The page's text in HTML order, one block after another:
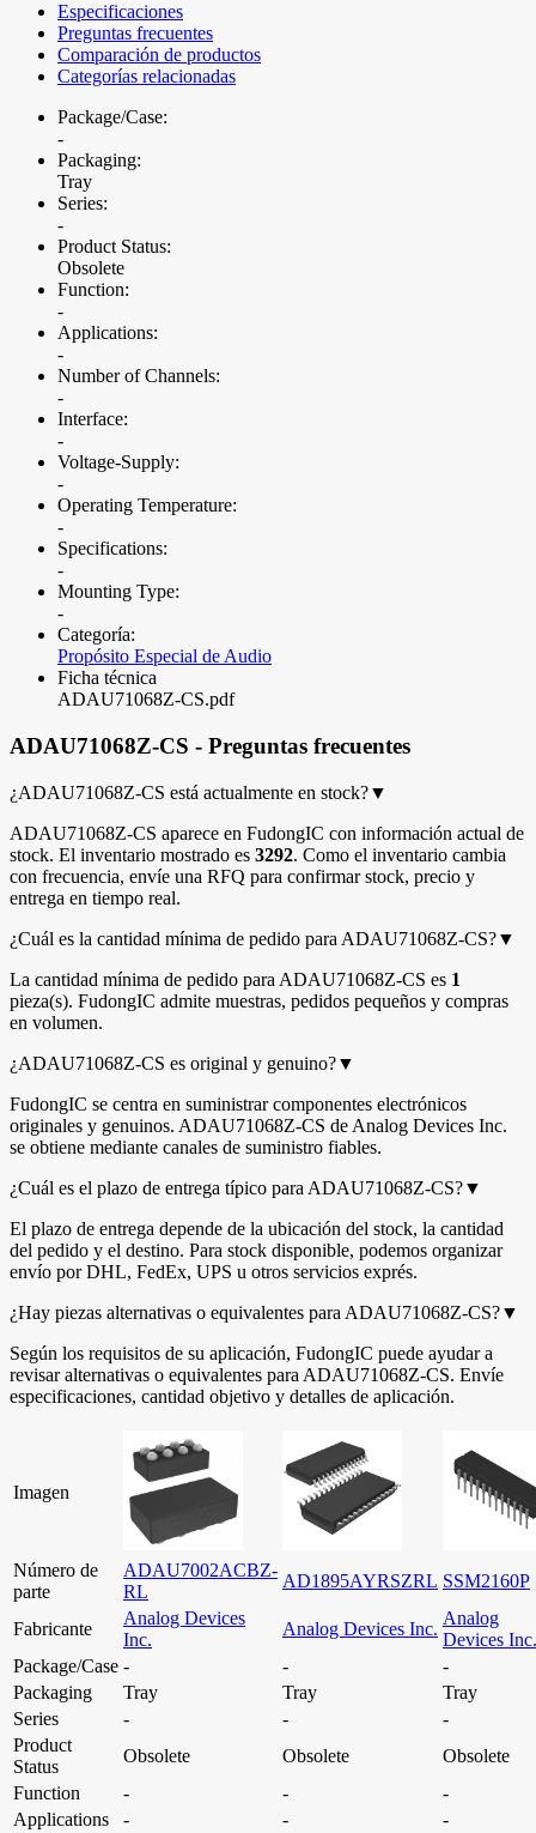
Especificaciones
Preguntas frecuentes
Comparación de productos
Categorías relacionadas
Package/Case:
-
Packaging:
Tray
Series:
-
Product Status:
Obsolete
Function:
-
Applications:
-
Number of Channels:
-
Interface:
-
Voltage-Supply:
-
Operating Temperature:
-
Specifications:
-
Mounting Type:
-
Categoría:
Propósito Especial de Audio
Ficha técnica
ADAU71068Z-CS.pdf
ADAU71068Z-CS - Preguntas frecuentes
¿ADAU71068Z-CS está actualmente en stock?▼
ADAU71068Z-CS aparece en FudongIC con información actual de
stock. El inventario mostrado es 3292. Como el inventario cambia
con frecuencia, envíe una RFQ para confirmar stock, precio y
entrega en tiempo real.
¿Cuál es la cantidad mínima de pedido para ADAU71068Z-CS?▼
La cantidad mínima de pedido para ADAU71068Z-CS es 1
pieza(s). FudongIC admite muestras, pedidos pequeños y compras
en volumen.
¿ADAU71068Z-CS es original y genuino?▼
FudongIC se centra en suministrar componentes electrónicos
originales y genuinos. ADAU71068Z-CS de Analog Devices Inc.
se obtiene mediante canales de suministro fiables.
¿Cuál es el plazo de entrega típico para ADAU71068Z-CS?▼
El plazo de entrega depende de la ubicación del stock, la cantidad
del pedido y el destino. Para stock disponible, podemos organizar
envío por DHL, FedEx, UPS u otros servicios exprés.
¿Hay piezas alternativas o equivalentes para ADAU71068Z-CS?▼
Según los requisitos de su aplicación, FudongIC puede ayudar a
revisar alternativas o equivalentes para ADAU71068Z-CS. Envíe
especificaciones, cantidad objetivo y detalles de aplicación.
Imagen
Número de
parte
ADAU7002ACBZ-
RL
AD1895AYRSZRL SSM2160P
Fabricante
Analog Devices
Inc.
Analog Devices Inc.
Analog
Devices Inc.
Package/Case - -
-
Packaging
Tray Tray
Tray
Series
- -
-
Product
Status
Obsolete Obsolete
Obsolete
Function
- -
-
Applications
- -
-